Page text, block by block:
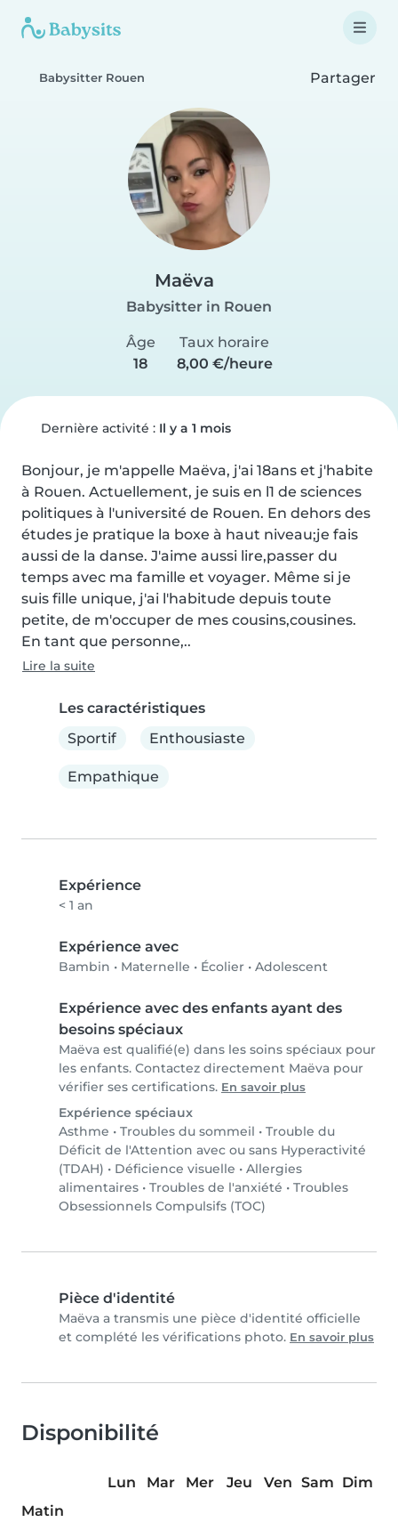
Babysitter Rouen Partager
Maëva
Babysitter in Rouen
Âge
18
Taux horaire
8,00 €/heure
Dernière activité : Il y a 1 mois
Bonjour, je m'appelle Maëva, j'ai 18ans et j'habite
à Rouen. Actuellement, je suis en l1 de sciences
politiques à l'université de Rouen. En dehors des
études je pratique la boxe à haut niveau;je fais
aussi de la danse. J'aime aussi lire,passer du
temps avec ma famille et voyager. Même si je
suis fille unique, j'ai l'habitude depuis toute
petite, de m'occuper de mes cousins,cousines.
En tant que personne,..
Lire la suite
Les caractéristiques
Sportif
Enthousiaste
Empathique
Expérience
< 1 an
Expérience avec
Bambin • Maternelle • Écolier • Adolescent
Expérience avec des enfants ayant des
besoins spéciaux
Maëva est qualifié(e) dans les soins spéciaux pour
les enfants. Contactez directement Maëva pour
vérifier ses certifications. En savoir plus
Expérience spéciaux
Asthme • Troubles du sommeil • Trouble du
Déficit de l'Attention avec ou sans Hyperactivité
(TDAH) • Déficience visuelle • Allergies
alimentaires • Troubles de l'anxiété • Troubles
Obsessionnels Compulsifs (TOC)
Pièce d'identité
Maëva a transmis une pièce d'identité officielle
et complété les vérifications photo. En savoir plus
Disponibilité
Lun Mar Mer Jeu Ven Sam Dim
Matin